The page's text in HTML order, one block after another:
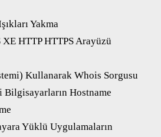
Yakma
HTTP HTTPS Arayüzü
Kullanarak Whois Sorgusu
Hostname
Yüklü Uygulamaların